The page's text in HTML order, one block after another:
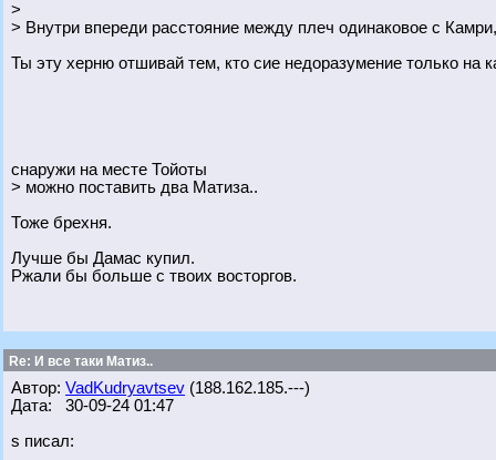
>
> Внутри впереди расстояние между плеч одинаковое с Камри,
Ты эту херню отшивай тем, кто сие недоразумение только на
снаружи на месте Тойоты
> можно поставить два Матиза..
Тоже брехня.
Лучше бы Дамас купил.
Ржали бы больше с твоих восторгов.
Re: И все таки Матиз..
Автор: VadKudryavtsev (188.162.185.---)
Дата: 30-09-24 01:47
s писал: